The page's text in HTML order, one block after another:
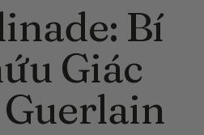
Bí
Giác